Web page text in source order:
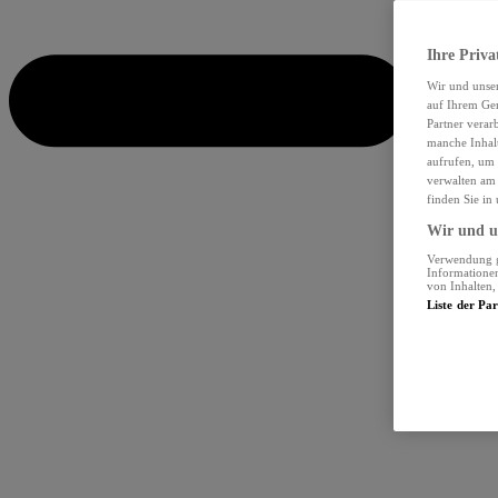
Ihre
Wir und
auf Ihrem
Partner
manche
aufrufen, um
verwalten
finden Sie in
Wir und
Verwendung
von Inhalten,
Liste der